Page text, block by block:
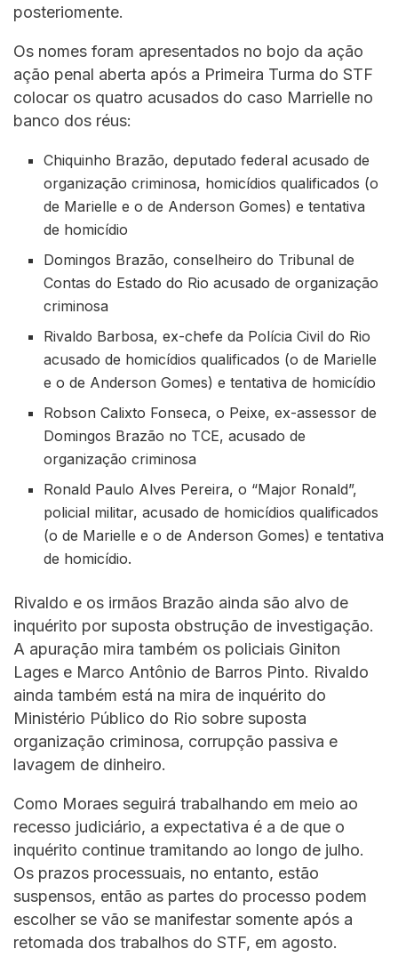
posteriomente.
Os nomes foram apresentados no bojo da ação
ação penal aberta após a Primeira Turma do STF
colocar os quatro acusados do caso Marrielle no
banco dos réus:
Chiquinho Brazão, deputado federal acusado de
organização criminosa, homicídios qualificados (o
de Marielle e o de Anderson Gomes) e tentativa
de homicídio
Domingos Brazão, conselheiro do Tribunal de
Contas do Estado do Rio acusado de organização
criminosa
Rivaldo Barbosa, ex-chefe da Polícia Civil do Rio
acusado de homicídios qualificados (o de Marielle
e o de Anderson Gomes) e tentativa de homicídio
Robson Calixto Fonseca, o Peixe, ex-assessor de
Domingos Brazão no TCE, acusado de
organização criminosa
Ronald Paulo Alves Pereira, o “Major Ronald”,
policial militar, acusado de homicídios qualificados
(o de Marielle e o de Anderson Gomes) e tentativa
de homicídio.
Rivaldo e os irmãos Brazão ainda são alvo de
inquérito por suposta obstrução de investigação.
A apuração mira também os policiais Giniton
Lages e Marco Antônio de Barros Pinto. Rivaldo
ainda também está na mira de inquérito do
Ministério Público do Rio sobre suposta
organização criminosa, corrupção passiva e
lavagem de dinheiro.
Como Moraes seguirá trabalhando em meio ao
recesso judiciário, a expectativa é a de que o
inquérito continue tramitando ao longo de julho.
Os prazos processuais, no entanto, estão
suspensos, então as partes do processo podem
escolher se vão se manifestar somente após a
retomada dos trabalhos do STF, em agosto.